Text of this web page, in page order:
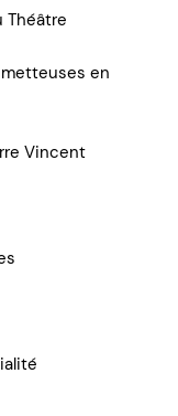
Théâtre
en
Vincent